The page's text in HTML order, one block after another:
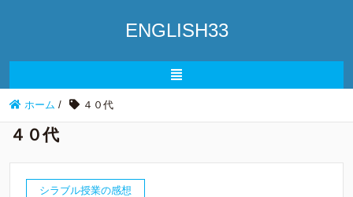
ENGLISH33
ホーム / ４０代
４０代
シラブル授業の感想